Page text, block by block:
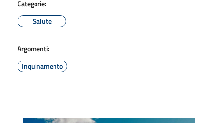
Categorie:
Salute
Argomenti:
Inquinamento